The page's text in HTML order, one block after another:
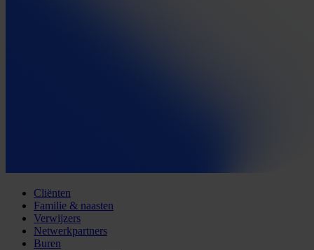
Cliënten
Familie & naasten
Verwijzers
Netwerkpartners
Buren